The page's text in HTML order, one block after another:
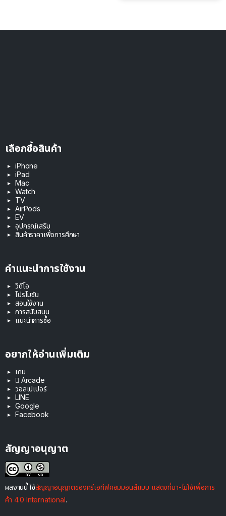
เลือกซื้อสินค้า
iPhone
iPad
Mac
Watch
TV
AirPods
EV
อุปกรณ์เสริม
สินค้าราคาเพื่อการศึกษา
คำแนะนำการใช้งาน
วิดีโอ
โปรโมชัน
สอนใช้งาน
การสนับสนุน
แนะนำการซื้อ
อยากให้อ่านเพิ่มเติม
เกม
 Arcade
วอลเปเปอร์
LINE
Google
Facebook
สัญญาอนุญาต
ผลงานนี้ ใช้สัญญาอนุญาตของครีเอทีฟคอมมอนส์แบบ แสดงที่มา-ไม่ใช้เพื่อการ
ค้า 4.0 International.